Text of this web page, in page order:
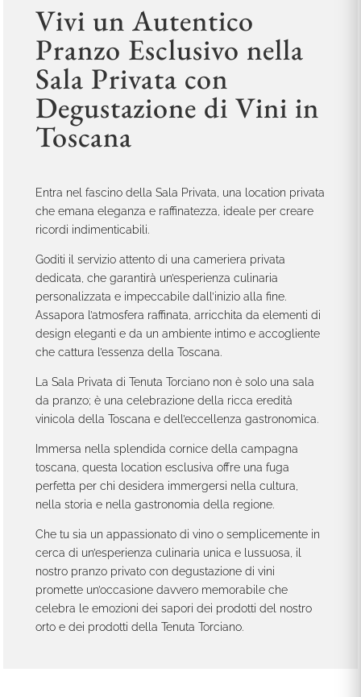
Vivi un Autentico
Pranzo Esclusivo nella
Sala Privata con
Degustazione di Vini in
Toscana
Entra nel fascino della Sala Privata, una location privata
che emana eleganza e raffinatezza, ideale per creare
ricordi indimenticabili.
Goditi il servizio attento di una cameriera privata
dedicata, che garantirà un’esperienza culinaria
personalizzata e impeccabile dall’inizio alla fine.
Assapora l’atmosfera raffinata, arricchita da elementi di
design eleganti e da un ambiente intimo e accogliente
che cattura l’essenza della Toscana.
La Sala Privata di Tenuta Torciano non è solo una sala
da pranzo; è una celebrazione della ricca eredità
vinicola della Toscana e dell’eccellenza gastronomica.
Immersa nella splendida cornice della campagna
toscana, questa location esclusiva offre una fuga
perfetta per chi desidera immergersi nella cultura,
nella storia e nella gastronomia della regione.
Che tu sia un appassionato di vino o semplicemente in
cerca di un’esperienza culinaria unica e lussuosa, il
nostro pranzo privato con degustazione di vini
promette un’occasione davvero memorabile che
celebra le emozioni dei sapori dei prodotti del nostro
orto e dei prodotti della Tenuta Torciano.